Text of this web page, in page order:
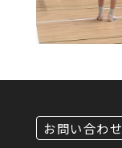
お問い合わせ